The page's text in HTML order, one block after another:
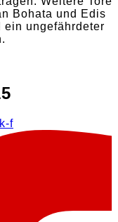
Bohata und Edis
ein ungefährdeter
f